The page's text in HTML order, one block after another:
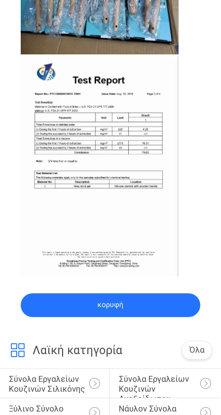
κορυφή
Λαϊκή κατηγορία Όλα
Σύνολα Εργαλείων
Κουζινών Σιλικόνης
Σύνολα Εργαλείων
Κουζινών
Ανοξείδωτου
Ξύλινο Σύνολο
Νάυλον Σύνολα